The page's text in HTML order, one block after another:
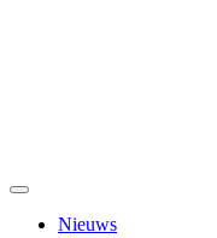
Nieuws